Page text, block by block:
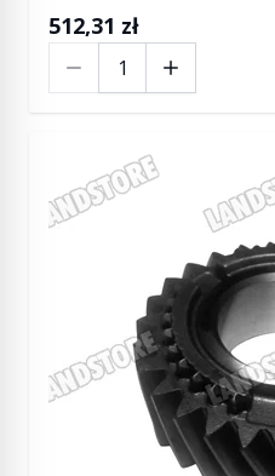
512,31 zł